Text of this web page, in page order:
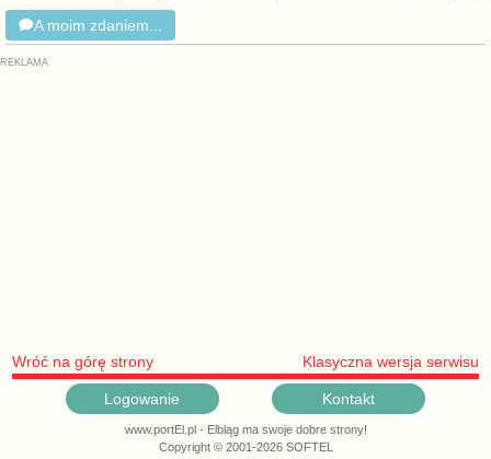
A moim zdaniem...
Wróć na górę strony Klasyczna wersja serwisu
Logowanie Kontakt
www.portEl.pl - Elbląg ma swoje dobre strony!
Copyright © 2001-2026 SOFTEL